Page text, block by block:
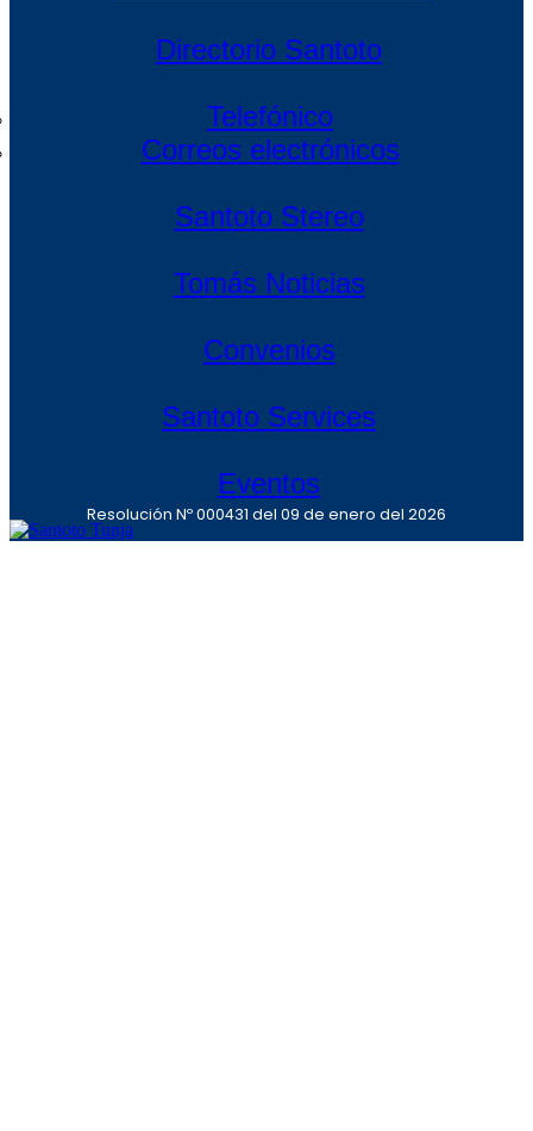
Directorio Santoto
Telefónico
Correos electrónicos
Santoto Stereo
Tomás Noticias
Convenios
Santoto Services
Eventos
Resolución Nº 000431 del 09 de enero del 2026